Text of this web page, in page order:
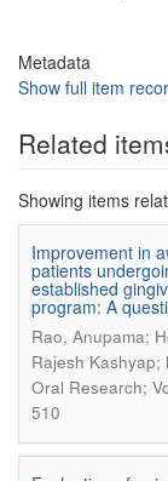
Metadata
Show full item
Related
Showing items
Improvement in
patients
established
program: A
Rao, Anupama;
Rajesh Kashyap;
Oral Research;
510